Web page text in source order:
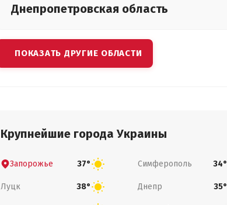
Днепропетровская область
ПОКАЗАТЬ ДРУГИЕ ОБЛАСТИ
Крупнейшие города Украины
Запорожье 37° Симферополь 34°
Луцк 38° Днепр 35°